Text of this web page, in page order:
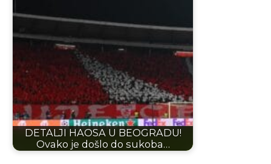
DETALJI HAOSA U BEOGRADU!
Ovako je došlo do sukoba…